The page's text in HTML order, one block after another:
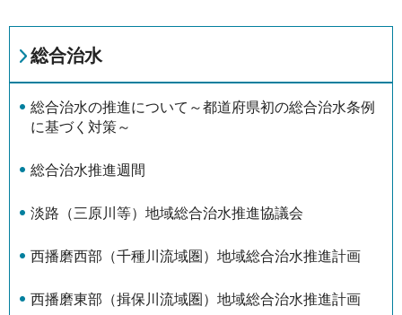
総合治水
総合治水の推進について～都道府県初の総合治水条例
に基づく対策～
総合治水推進週間
淡路（三原川等）地域総合治水推進協議会
西播磨西部（千種川流域圏）地域総合治水推進計画
西播磨東部（揖保川流域圏）地域総合治水推進計画